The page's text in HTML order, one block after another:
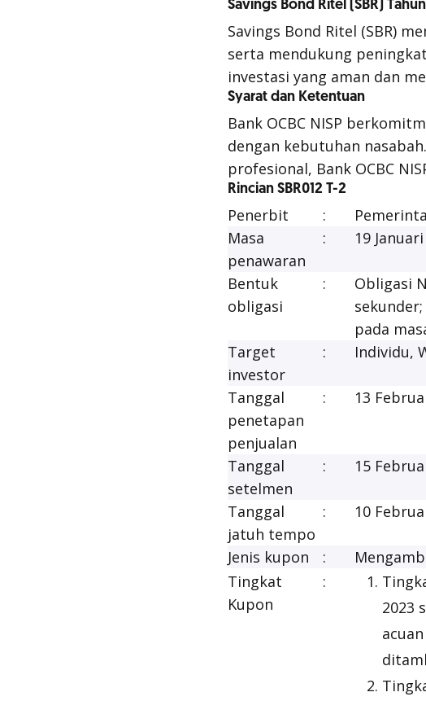
Savings Bond Ritel (SBR)
Savings Bond Ritel (SBR)
serta mendukung
investasi yang aman dan
Syarat dan Ketentuan
Bank OCBC NISP
dengan kebutuhan
profesional, Bank OCBC
Rincian SBR012 T-2
Penerbit :
Masa
penawaran
: 19
Bentuk
obligasi
:
Obligasi
pada
Target
investor
: Individu,
Tanggal
penetapan
penjualan
: 13
Tanggal
setelmen
: 15
Tanggal
jatuh tempo
: 10
Jenis kupon :
Tingkat
Kupon
:
2023